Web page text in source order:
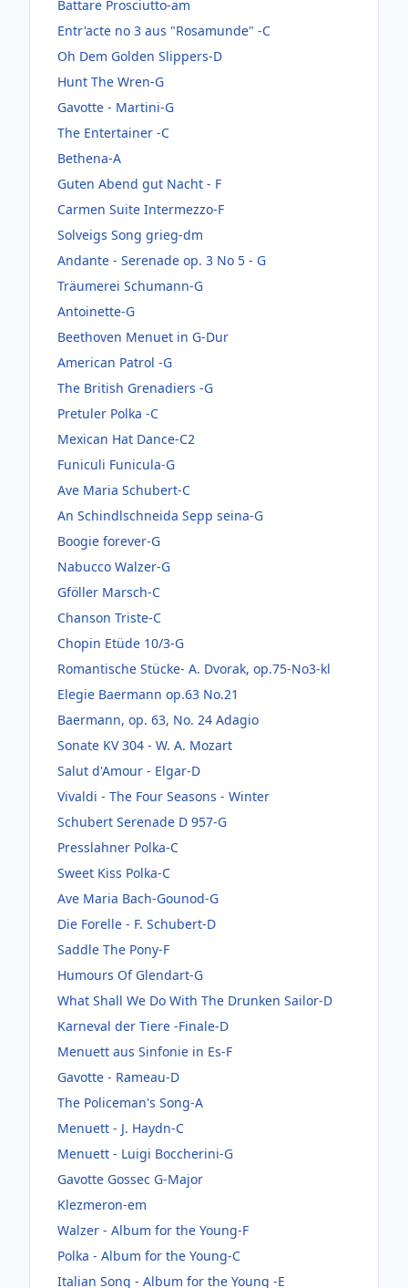
Battare Prosciutto-am
Entr'acte no 3 aus "Rosamunde" -C
Oh Dem Golden Slippers-D
Hunt The Wren-G
Gavotte - Martini-G
The Entertainer -C
Bethena-A
Guten Abend gut Nacht - F
Carmen Suite Intermezzo-F
Solveigs Song grieg-dm
Andante - Serenade op. 3 No 5 - G
Träumerei Schumann-G
Antoinette-G
Beethoven Menuet in G-Dur
American Patrol -G
The British Grenadiers -G
Pretuler Polka -C
Mexican Hat Dance-C2
Funiculi Funicula-G
Ave Maria Schubert-C
An Schindlschneida Sepp seina-G
Boogie forever-G
Nabucco Walzer-G
Gföller Marsch-C
Chanson Triste-C
Chopin Etüde 10/3-G
Romantische Stücke- A. Dvorak, op.75-No3-kl
Elegie Baermann op.63 No.21
Baermann, op. 63, No. 24 Adagio
Sonate KV 304 - W. A. Mozart
Salut d'Amour - Elgar-D
Vivaldi - The Four Seasons - Winter
Schubert Serenade D 957-G
Presslahner Polka-C
Sweet Kiss Polka-C
Ave Maria Bach-Gounod-G
Die Forelle - F. Schubert-D
Saddle The Pony-F
Humours Of Glendart-G
What Shall We Do With The Drunken Sailor-D
Karneval der Tiere -Finale-D
Menuett aus Sinfonie in Es-F
Gavotte - Rameau-D
The Policeman's Song-A
Menuett - J. Haydn-C
Menuett - Luigi Boccherini-G
Gavotte Gossec G-Major
Klezmeron-em
Walzer - Album for the Young-F
Polka - Album for the Young-C
Italian Song - Album for the Young -E